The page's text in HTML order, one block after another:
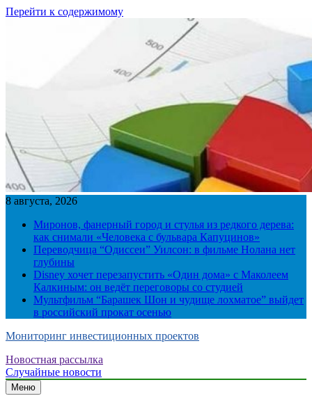
Перейти к содержимому
8 августа, 2026
Миронов, фанерный город и стулья из редкого дерева:
как снимали «Человека с бульвара Капуцинов»
Переводчица “Одиссеи” Уилсон: в фильме Нолана нет
глубины
Disney хочет перезапустить «Один дома» с Маколеем
Калкиным: он ведёт переговоры со студией
Мультфильм “Барашек Шон и чудище лохматое” выйдет
в российский прокат осенью
Мониторинг инвестиционных проектов
Новостная рассылка
Случайные новости
Меню